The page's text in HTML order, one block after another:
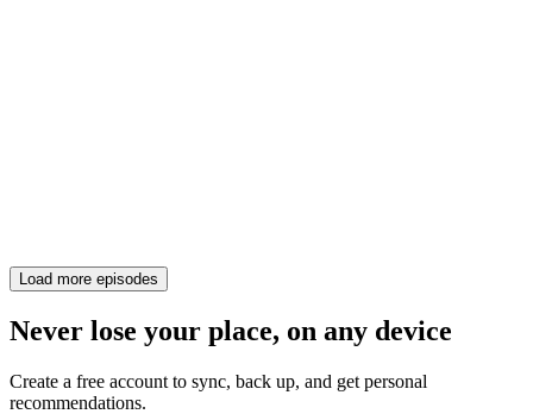
Load more episodes
Never lose your place, on any device
Create a free account to sync, back up, and get personal
recommendations.